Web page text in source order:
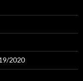
2020